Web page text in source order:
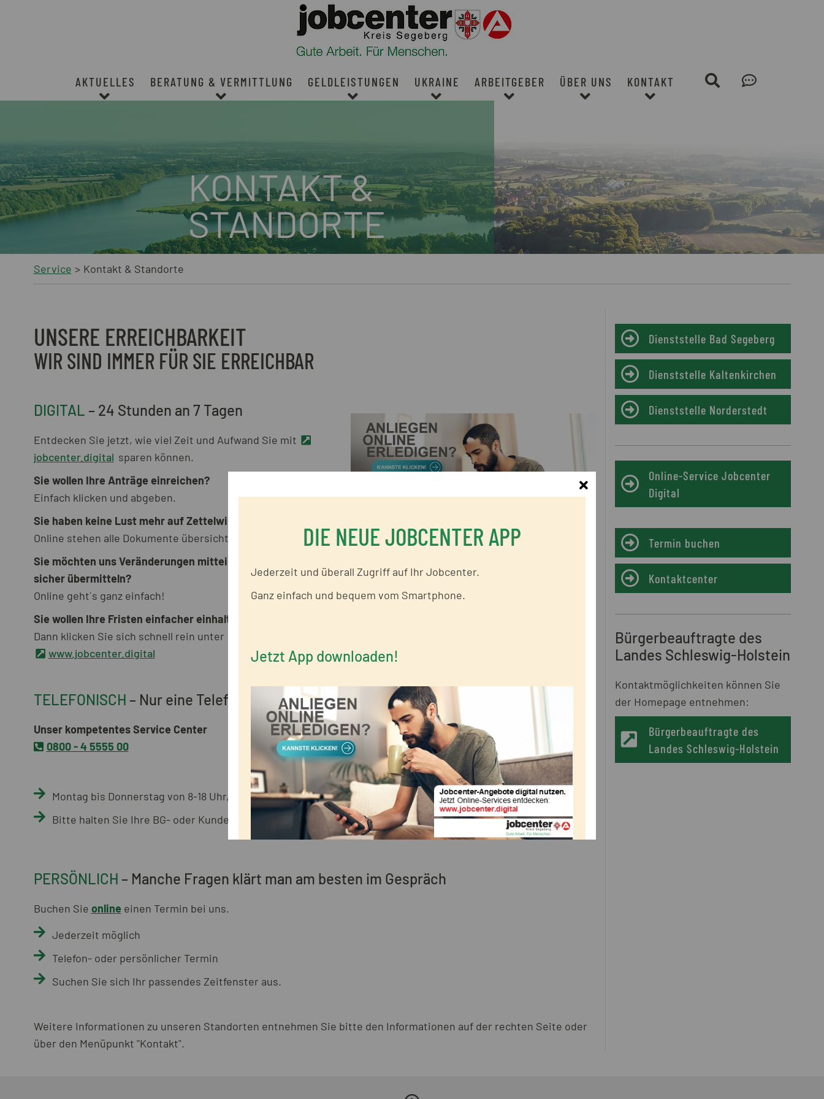
AKTUELLES BERATUNG & VERMITTLUNG GELDLEISTUNGEN UKRAINE ARBEITGEBER ÜBER UNS KONTAKT Suche
Leichte
Sprache
KONTAKT &
STANDORTE
Service Kontakt & Standorte
UNSERE ERREICHBARKEIT
WIR SIND IMMER FÜR SIE ERREICHBAR
DIGITAL – 24 Stunden an 7 Tagen
Entdecken Sie jetzt, wie viel Zeit und Aufwand Sie mit
jobcenter.digital sparen können.
Sie wollen Ihre Anträge einreichen?
Einfach klicken und abgeben.
Sie haben keine Lust mehr auf Zettelwirtschaft?
Online stehen alle Dokumente übersichtlich für Sie bereit.
Sie möchten uns Veränderungen mitteilen oder Dokumente
sicher übermitteln?
Online geht´s ganz einfach!
Sie wollen Ihre Fristen einfacher einhalten?
Dann klicken Sie sich schnell rein unter
www.jobcenter.digital
TELEFONISCH – Nur eine Telefonnummer für alle Ihre Fragen
Unser kompetentes Service Center
0800 - 4 5555 00
Montag bis Donnerstag von 8-18 Uhr, Freitag von 8-14 Uhr
Bitte halten Sie Ihre BG- oder Kundennummer bereit.
PERSÖNLICH – Manche Fragen klärt man am besten im Gespräch
Buchen Sie online einen Termin bei uns.
Jederzeit möglich
Telefon- oder persönlicher Termin
Suchen Sie sich Ihr passendes Zeitfenster aus.
Weitere Informationen zu unseren Standorten entnehmen Sie bitte den Informationen auf der rechten Seite oder
über den Menüpunkt "Kontakt".
Dienststelle Bad Segeberg
Dienststelle Kaltenkirchen
Dienststelle Norderstedt
Online-Service Jobcenter
Digital
Termin buchen
Kontaktcenter
Bürgerbeauftragte des
Landes Schleswig-Holstein
Kontaktmöglichkeiten können Sie
der Homepage entnehmen:
Bürgerbeauftragte des
Landes Schleswig-Holstein
DIE NEUE JOBCENTER APP
Jederzeit und überall Zugriff auf Ihr Jobcenter.
Ganz einfach und bequem vom Smartphone.
Jetzt App downloaden!
Schliessen